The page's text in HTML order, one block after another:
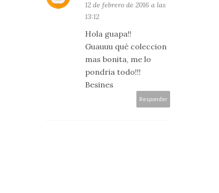
12 de febrero de 2016 a las
13:12
Hola guapa!!
Guauuu qué coleccion
mas bonita, me lo
pondria todo!!!
Besines
Responder